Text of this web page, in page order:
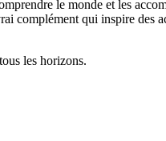
le monde et les
complément qui inspire des
les horizons.